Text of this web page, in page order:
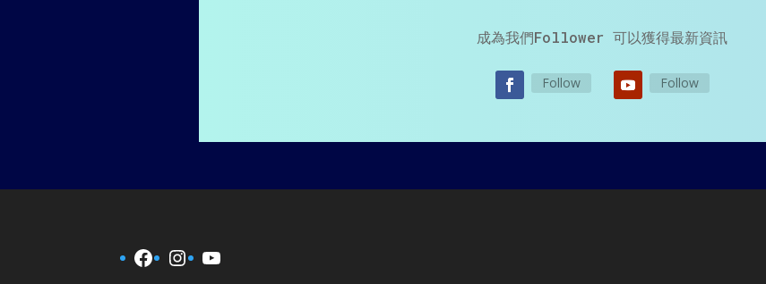
成為我們Follower 可以獲得最新資訊
Follow Follow
Facebook
Instagram
YouTube